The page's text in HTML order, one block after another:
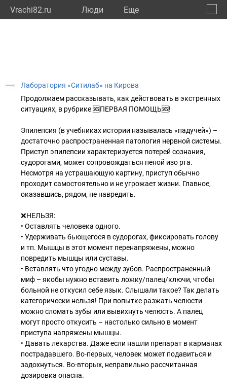
Vrachi82.ru Люди Eще
Лаборатория «Ситилаб» на Кирова
Продолжаем рассказывать, как действовать в экстренных
ситуациях, в рубрике 🆘ПЕРВАЯ ПОМОЩЬ🆘!
Эпилепсия (в учебниках истории называлась «падучей») –
достаточно распространенная патология нервной системы.
Приступ эпилепсии характеризуется потерей сознания,
судорогами, может сопровождаться пеной изо рта.
Несмотря на устрашающую картину, приступ обычно
проходит самостоятельно и не угрожает жизни. Главное,
оказавшись, рядом, не навредить.
❌НЕЛЬЗЯ:
• Оставлять человека одного.
• Удерживать бьющегося в судорогах, фиксировать голову
и тп. Мышцы в этот момент перенапряжены, можно
повредить мышцы или суставы.
• Вставлять что угодно между зубов. Распространенный
миф – якобы нужно вставить ложку/палец/ключи, чтобы
больной не откусил себе язык. Слышали такое? Так делать
категорически нельзя! При попытке разжать челюсти
можно сломать зубы или вывихнуть челюсть. А палец
могут просто откусить – настолько сильно в момент
приступа напряжены мышцы.
• Давать лекарства. Даже если нашли препарат в карманах
пострадавшего. Во-первых, человек может подавиться и
задохнуться. Во-вторых, неправильно рассчитанная
дозировка опасна.